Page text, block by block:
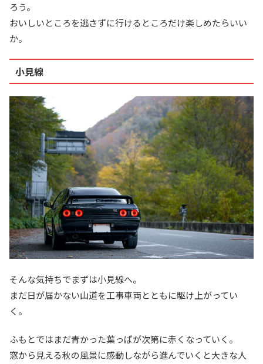
ろう。
おいしいところを逃さずに行けるところだけ楽しめたらいい
か。
小見線
そんな気持ちでまずは小見線へ。
まだ日が届かない山道を工事車両とともに駆け上がってい
く。
ふもとではまだ青かった葉っぱが次第に赤くなっていく。
窓から見える秋の風景に感動しながら進んでいくと大きな人